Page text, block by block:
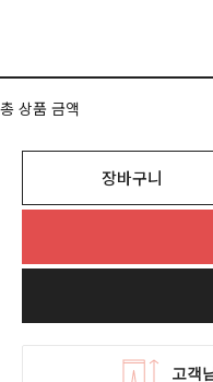
총 상품 금액
장바구니